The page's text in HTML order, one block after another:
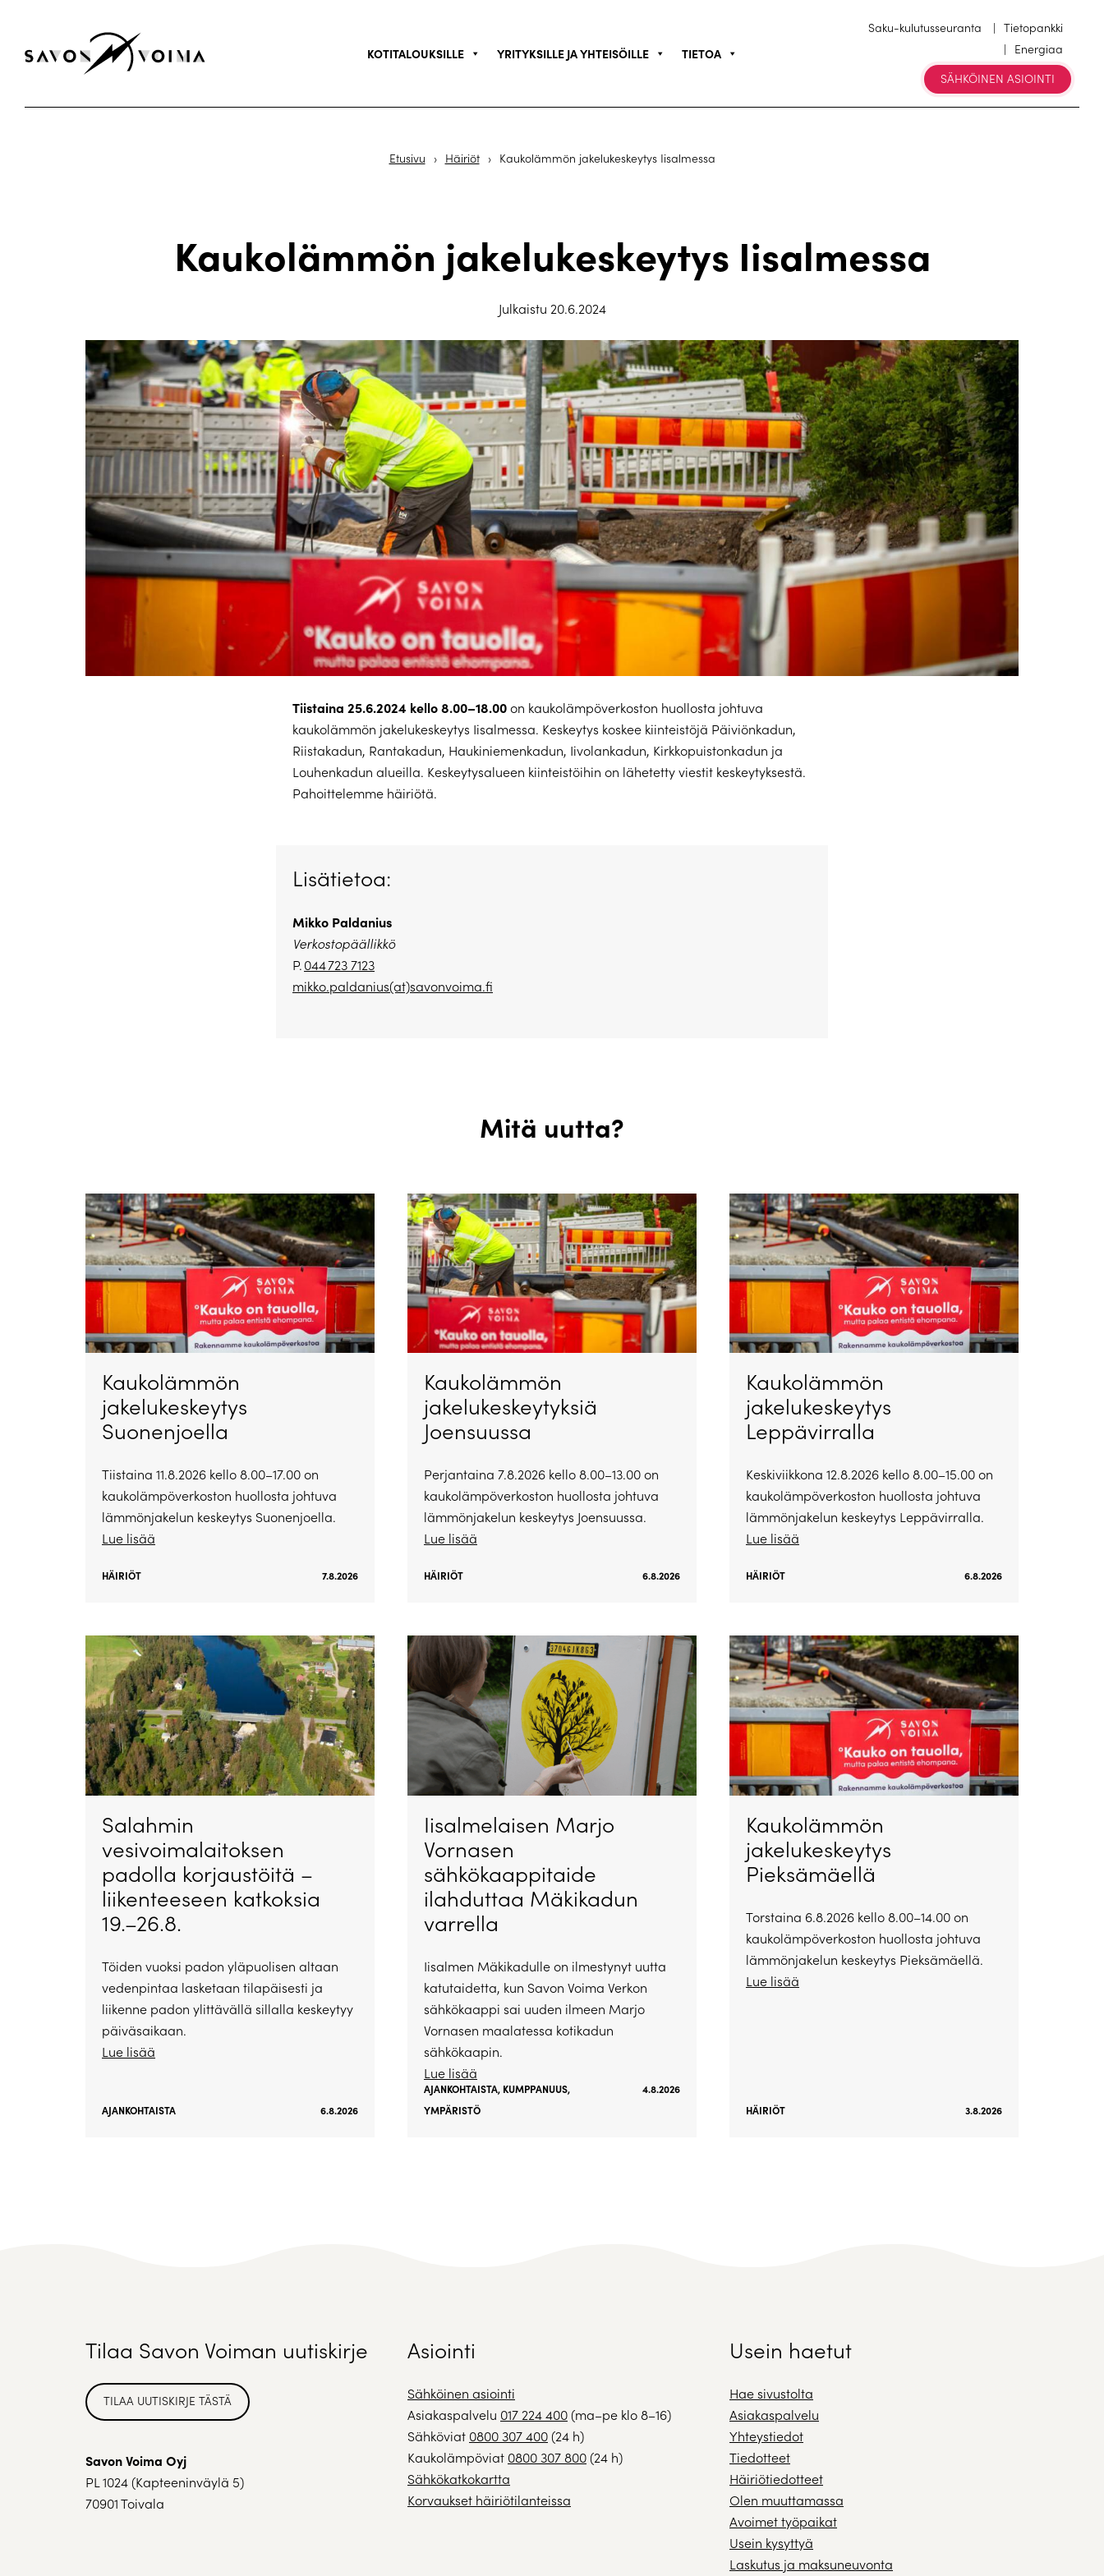
KOTITALOUKSILLE YRITYKSILLE JA YHTEISÖILLE TIETOA
Saku-kulutusseuranta
Tietopankki
Energiaa
SÄHKÖINEN ASIOINTI
Etusivu › Häiriöt › Kaukolämmön jakelukeskeytys Iisalmessa
Kaukolämmön jakelukeskeytys Iisalmessa
Julkaistu 20.6.2024
Tiistaina 25.6.2024 kello 8.00–18.00on kaukolämpöverkoston huollosta johtuva
kaukolämmön jakelukeskeytys Iisalmessa. Keskeytys koskee kiinteistöjä Päiviönkadun,
Riistakadun, Rantakadun, Haukiniemenkadun, Iivolankadun, Kirkkopuistonkadun ja
Louhenkadun alueilla. Keskeytysalueen kiinteistöihin on lähetetty viestit keskeytyksestä.
Pahoittelemme häiriötä.
Lisätietoa:
Mikko Paldanius
Verkostopäällikkö
P.044 723 7123
mikko.paldanius(at)savonvoima.fi
Mitä uutta?
Kaukolämmön
jakelukeskeytys
Suonenjoella
Tiistaina 11.8.2026 kello 8.00–17.00 on
kaukolämpöverkoston huollosta johtuva
lämmönjakelun keskeytys Suonenjoella.
Lue lisää
HÄIRIÖT 7.8.2026
Kaukolämmön
jakelukeskeytyksiä
Joensuussa
Perjantaina 7.8.2026 kello 8.00–13.00 on
kaukolämpöverkoston huollosta johtuva
lämmönjakelun keskeytys Joensuussa.
Lue lisää
HÄIRIÖT 6.8.2026
Kaukolämmön
jakelukeskeytys
Leppävirralla
Keskiviikkona 12.8.2026 kello 8.00–15.00 on
kaukolämpöverkoston huollosta johtuva
lämmönjakelun keskeytys Leppävirralla.
Lue lisää
HÄIRIÖT 6.8.2026
Salahmin
vesivoimalaitoksen
padolla korjaustöitä –
liikenteeseen katkoksia
19.–26.8.
Töiden vuoksi padon yläpuolisen altaan
vedenpintaa lasketaan tilapäisesti ja
liikenne padon ylittävällä sillalla keskeytyy
päiväsaikaan.
Lue lisää
AJANKOHTAISTA 6.8.2026
Iisalmelaisen Marjo
Vornasen
sähkökaappitaide
ilahduttaa Mäkikadun
varrella
Iisalmen Mäkikadulle on ilmestynyt uutta
katutaidetta, kun Savon Voima Verkon
sähkökaappi sai uuden ilmeen Marjo
Vornasen maalatessa kotikadun
sähkökaapin.
Lue lisää
AJANKOHTAISTA, KUMPPANUUS,
YMPÄRISTÖ
4.8.2026
Kaukolämmön
jakelukeskeytys
Pieksämäellä
Torstaina 6.8.2026 kello 8.00–14.00 on
kaukolämpöverkoston huollosta johtuva
lämmönjakelun keskeytys Pieksämäellä.
Lue lisää
HÄIRIÖT 3.8.2026
Tilaa Savon Voiman uutiskirje
TILAA UUTISKIRJE TÄSTÄ
Savon Voima Oyj
PL 1024 (Kapteeninväylä 5)
70901 Toivala
Asiointi
Sähköinen asiointi
Asiakaspalvelu 017 224 400(ma–pe klo 8–16)
Sähköviat 0800 307 400(24 h)
Kaukolämpöviat 0800 307 800(24 h)
Sähkökatkokartta
Korvaukset häiriötilanteissa
Usein haetut
Hae sivustolta
Asiakaspalvelu
Yhteystiedot
Tiedotteet
Häiriötiedotteet
Olen muuttamassa
Avoimet työpaikat
Usein kysyttyä
Laskutus ja maksuneuvonta